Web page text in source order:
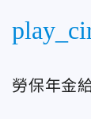
勞保年金